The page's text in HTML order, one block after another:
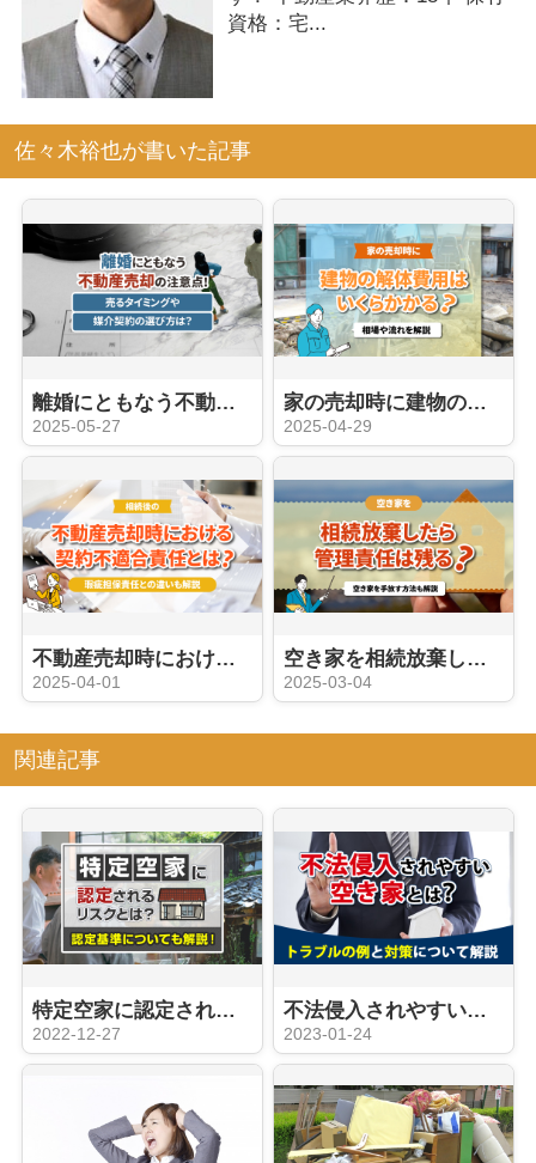
資格：宅...
佐々木裕也が書いた記事
離婚にともなう不動産売却の注意点！売るタイミングや媒介契約の選び方は？
2025-05-27
家の売却時に建物の解体費用はいくらかかる？相場や流れを解説
2025-04-29
不動産売却時における契約不適合責任とは？瑕疵担保責任との違いも解説
2025-04-01
空き家を相続放棄したら管理責任は残る？空き家を手放す方法も解説
2025-03-04
関連記事
特定空家に認定されるリスクとは？認定基準についても解説！
2022-12-27
不法侵入されやすい空き家とは？トラブルの例と対策について解説
2023-01-24